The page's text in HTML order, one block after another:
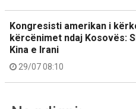
Kongresisti amerikan i
kërcënimet ndaj Kosovës:
Kina e Irani
29/07 08:10